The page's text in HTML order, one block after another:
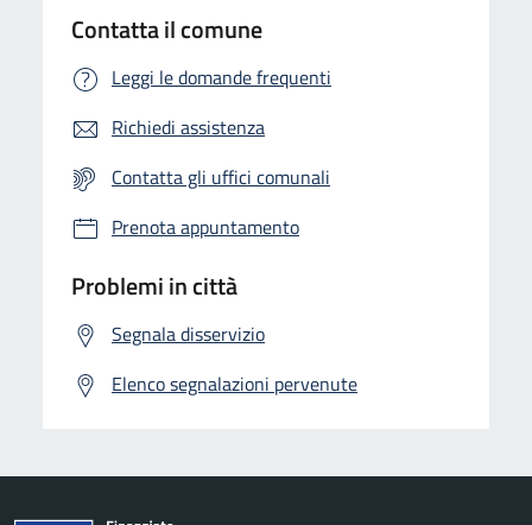
Contatta il comune
Leggi le domande frequenti
Richiedi assistenza
Contatta gli uffici comunali
Prenota appuntamento
Problemi in città
Segnala disservizio
Elenco segnalazioni pervenute